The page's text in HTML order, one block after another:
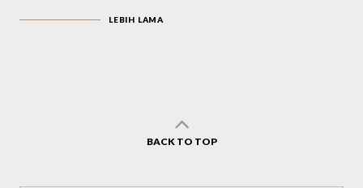
LEBIH LAMA
BACK TO TOP